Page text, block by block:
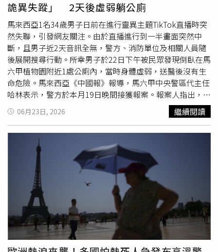
室）
詭異失蹤」 2天後虛弱躺公廁
馬來西亞1名34歲男子日前在進行靈異主題TikTok直播時突
然失聯，引發網友關注。由於直播進行到一半畫面突然中
斷，且男子近2天音訊全無，警方、消防單位及相關人員隨
後展開搜尋行動。所幸男子於22日下午被民眾發現倒臥在馬
六甲植物園附近1處公廁內，當時身體虛弱，送醫後沒有生
命危險。馬來西亞《中國報》報導，馬六甲中央警區代主任
哈林表示，警方於本月19日晚間接獲報案。報案人指出，他
當晚8時30分左右觀看某TikTok帳號進行靈異直播，直播地
點位於愛極樂鄉村
俱樂部一帶，未料約30分鐘後，直播畫面
突然中斷，當下便直覺不對勁。報案人隨後前往直播地點尋
找直播主，並多次透過電話及WhatsApp聯繫對方，但始終
未獲回應。由於擔心發生意外，最終決定向警方求助，希望
協助確認男子下落。警方受理案件後展開調查與搜尋工作。
另一方面，馬六甲州消防與拯救局副局長莫哈末沙隆指出，
愛極樂消防局於22日中午12時18分接獲失蹤通報後，立即
派出7名消防員投入搜救行動，並聯合警方及州固體廢料與
公共衛生管理機構人員，在愛極樂
俱樂部、周邊度假村
以及馬六甲植物園等區域進行地毯式搜索。經過數小時搜尋
後，搜救人員最終在馬六甲植物園Skytrex設施附近的公廁
內發現失蹤男子。當時男子意識清醒，但身體狀況相當虛
06月23日, 2026 繼續閱讀